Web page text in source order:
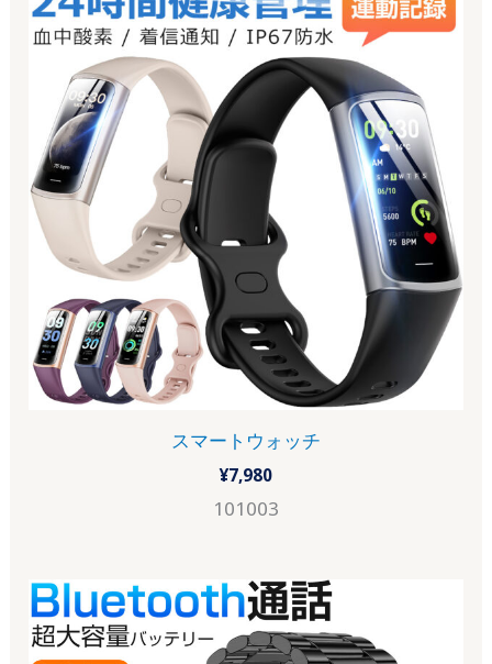
スマートウォッチ
¥7,980
101003